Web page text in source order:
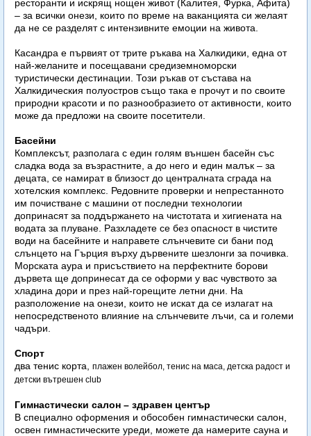
ресторанти и искрящ нощен живот (Калитея, Фурка, Афита)
– за всички онези, които по време на ваканцията си желаят
да не се разделят с интензивните емоции на живота.
Касандра е първият от трите ръкава на Халкидики, една от
най-желаните и посещавани средиземноморски
туристически дестинации. Този ръкав от състава на
Халкидическия полуостров също така е прочут и по своите
природни красоти и по разнообразието от активности, които
може да предложи на своите посетители.
Басейни
Комплексът, разполага с един голям външен басейн със
сладка вода за възрастните, а до него и един малък – за
децата, се намират в близост до централната сграда на
хотелския комплекс. Редовните проверки и непрестанното
им почистване с машини от последни технологии
допринасят за поддържането на чистотата и хигиената на
водата за плуване. Разхладете се без опасност в чистите
води на басейните и направете слънчевите си бани под
слънцето на Гърция върху дървените шезлонги за почивка.
Морската аура и присъствието на перфектните борови
дървета ще допринесат да се оформи у вас чувството за
хладина дори и през най-горещите летни дни. На
разположение на онези, които не искат да се излагат на
непосредственото влияние на слънчевите лъчи, са и големи
чадъри.
Спорт
два тенис корта, плажен волейбол, тенис на маса, детска радост и
детски вътрешен club
Гимнастически салон – здравен център
В специално оформения и обособен гимнастически салон,
освен гимнастическите уреди, можете да намерите сауна и